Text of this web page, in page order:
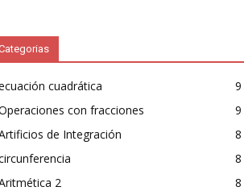
cuadrática
9
con fracciones
9
de Integración
8
8
2
8